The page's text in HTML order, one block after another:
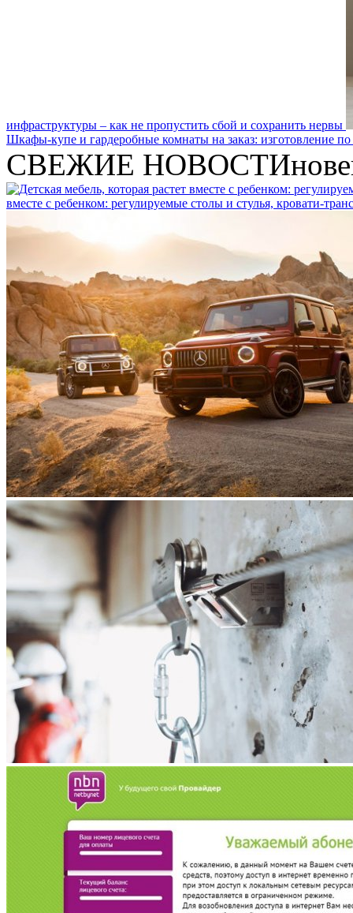
инфраструктуры – как не пропустить сбой и сохранить нервы
Шкафы-купе и гардеробные комнаты на заказ: изготовление по
СВЕЖИЕ НОВОСТИ
вместе с ребенком: регулируемые столы и стулья, кровати-